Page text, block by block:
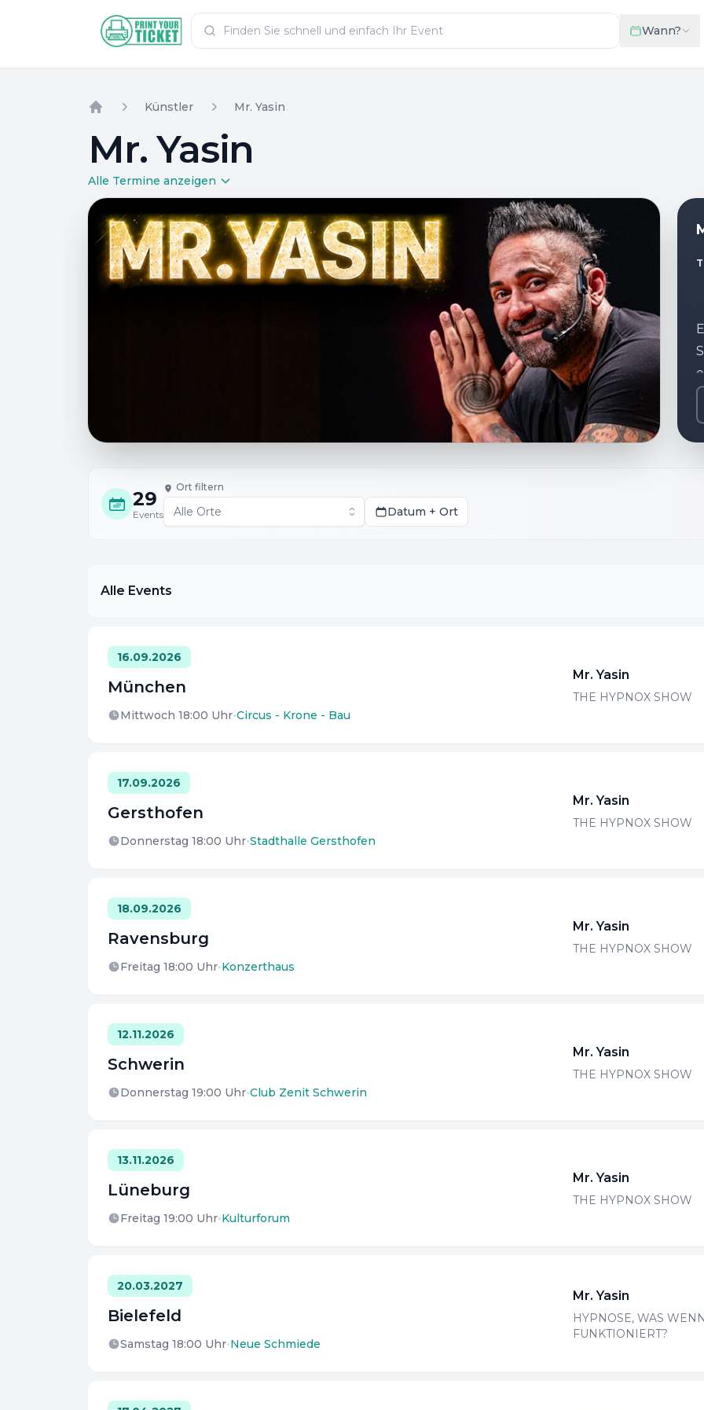
Zum HauptinhaltPrintYourTicket
Wann?
Künstler Mr. Yasin
Mr. Yasin
Alle Termine anzeigen
29
Events
Ort filtern
Datum + Ort
Alle Events
16.09.2026
München
Mittwoch 18:00 Uhr•Circus - Krone - Bau
Mr. Yasin
THE HYPNOX SHOW
17.09.2026
Gersthofen
Donnerstag 18:00 Uhr•Stadthalle Gersthofen
Mr. Yasin
THE HYPNOX SHOW
18.09.2026
Ravensburg
Freitag 18:00 Uhr•Konzerthaus
Mr. Yasin
THE HYPNOX SHOW
12.11.2026
Schwerin
Donnerstag 19:00 Uhr•Club Zenit Schwerin
Mr. Yasin
THE HYPNOX SHOW
13.11.2026
Lüneburg
Freitag 19:00 Uhr•Kulturforum
Mr. Yasin
THE HYPNOX SHOW
20.03.2027
Bielefeld
Samstag 18:00 Uhr•Neue Schmiede
Mr. Yasin
HYPNOSE, WAS
FUNKTIONIERT?